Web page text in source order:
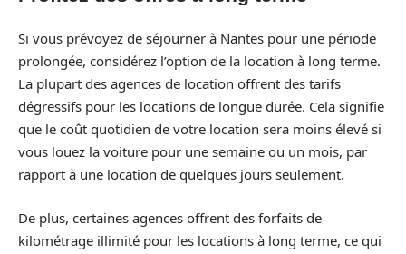
Si vous prévoyez de séjourner à Nantes pour une période
prolongée, considérez l’option de la location à long terme.
La plupart des agences de location offrent des tarifs
dégressifs pour les locations de longue durée. Cela signifie
que le coût quotidien de votre location sera moins élevé si
vous louez la voiture pour une semaine ou un mois, par
rapport à une location de quelques jours seulement.
De plus, certaines agences offrent des forfaits de
kilométrage illimité pour les locations à long terme, ce qui